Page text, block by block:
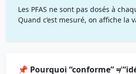
Les PFAS ne sont pas dosés à
Quand c’est mesuré, on affiche la
📌 Pourquoi “conforme” ≠